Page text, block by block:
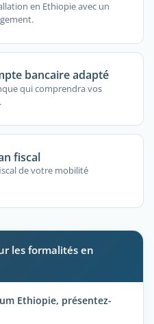
en Ethiopie avec un
bancaire adapté
qui comprendra vos
fiscal
de votre mobilité
les formalités en
Ethiopie, présentez-